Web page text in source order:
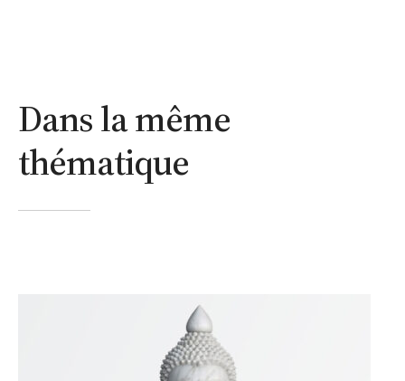
Dans la même
thématique